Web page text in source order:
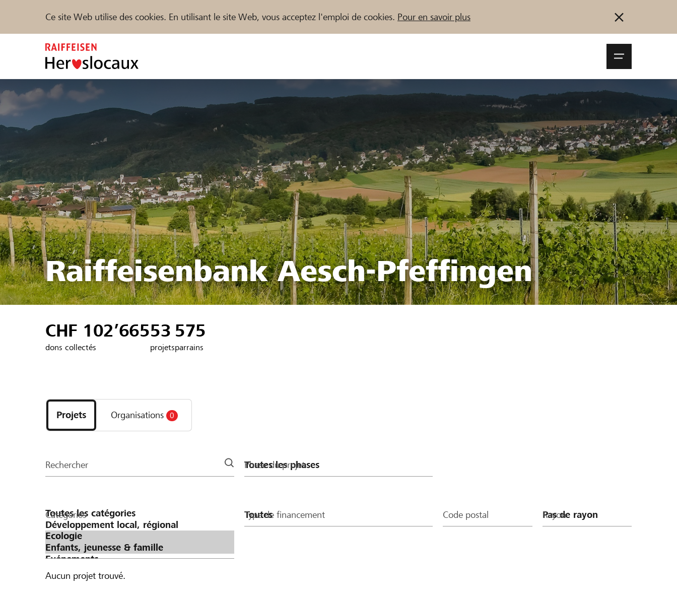
Ce site Web utilise des cookies. En utilisant le site Web, vous acceptez l'emploi de cookies. Pour en savoir plus
Parrainer Partenaires / Banques Raiffeisen Se connecter S'inscrire
Trouvez des projets et des organisations Démarrez maintenant
DE FR IT
Raiffeisenbank Aesch-Pfeffingen
CHF 102’665
dons collectés
53
projets
575
parrains
les
projets
et
la
Projets Organisations 0
Rechercher Phase du projet
Catégories Type de financement Code postal Rayon
Aucun projet trouvé.